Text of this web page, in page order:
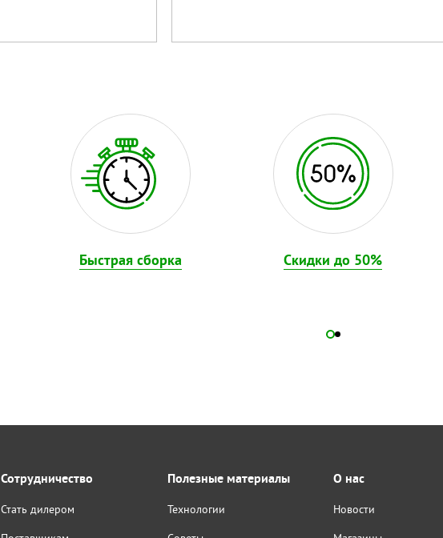
Быстрая сборка Скидки до 50%
Сотрудничество
Стать дилером
Полезные материалы
Технологии
О нас
Новости